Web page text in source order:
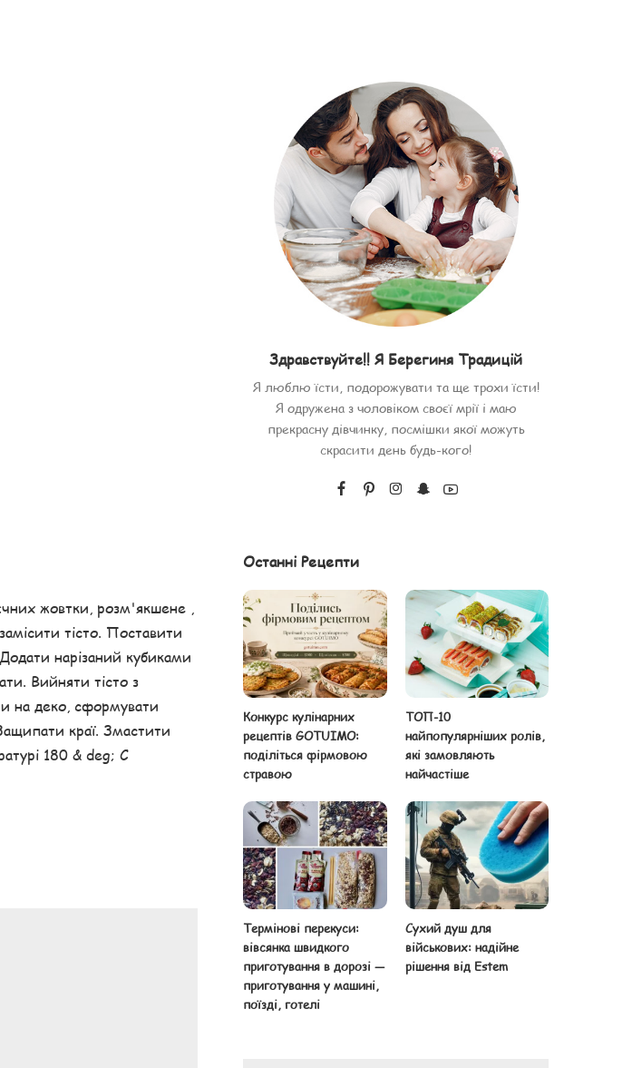
жовтки, розм'якшене ,
тісто. Поставити
нарізаний кубиками
Вийняти тісто з
на деко, сформувати
краї. Змастити
180 & deg; C
Здравствуйте!! Я Берегиня Традицій
Я люблю їсти, подорожувати та ще трохи їсти!
Я одружена з чоловіком своєї мрії і маю
прекрасну дівчинку, посмішки якої можуть
скрасити день будь-кого!
Останні Рецепти
Конкурс кулінарних
рецептів GOTUIMO:
поділіться фірмовою
стравою
ТОП-10
найпопулярніших ролів,
які замовляють
найчастіше
Термінові перекуси:
вівсянка швидкого
приготування в дорозі —
приготування у машині,
поїзді, готелі
Сухий душ для
військових: надійне
рішення від Estem